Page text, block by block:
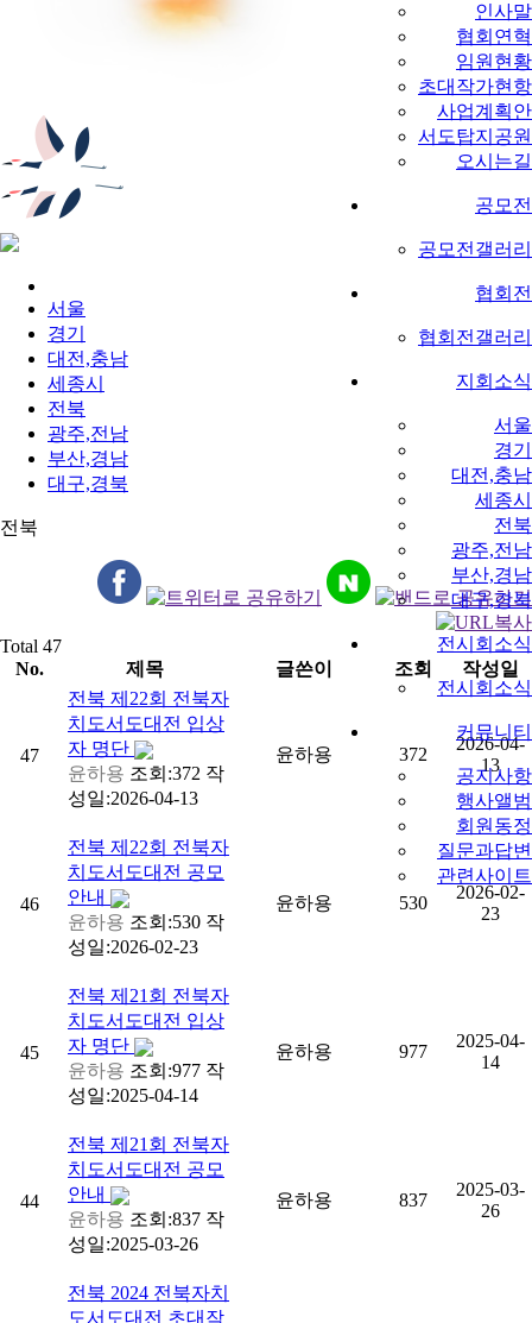
인사말
협회연혁
임원현황
초대작가현항
사업계획안
서도탑지공원
오시는길
공모전
공모전갤러리
협회전
협회전갤러리
지회소식
서울
경기
대전,충남
세종시
전북
광주,전남
부산,경남
대구,경북
전시회소식
전시회소식
커뮤니티
공지사항
행사앨범
회원동정
질문과답변
관련사이트
서울
경기
대전,충남
세종시
전북
광주,전남
부산,경남
대구,경북
전북
Total 47
No.
제목 글쓴이 조회 작성일
47
전북 제22회 전북자
치도서도대전 입상
자 명단
윤하용 조회:372 작
성일:2026-04-13
윤하용 372
2026-04-
13
46
전북 제22회 전북자
치도서도대전 공모
안내
윤하용 조회:530 작
성일:2026-02-23
윤하용 530
2026-02-
23
45
전북 제21회 전북자
치도서도대전 입상
자 명단
윤하용 조회:977 작
성일:2025-04-14
윤하용 977
2025-04-
14
44
전북 제21회 전북자
치도서도대전 공모
안내
윤하용 조회:837 작
성일:2025-03-26
윤하용 837
2025-03-
26
전북 2024 전북자치
도서도대전 초대작